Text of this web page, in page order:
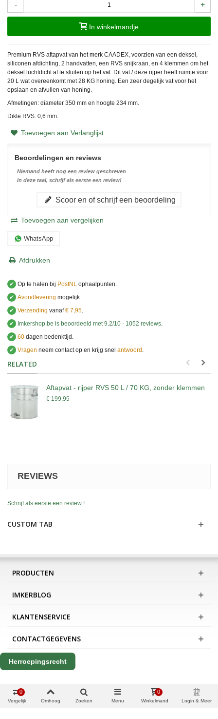
- +
In winkelmandje
Premium RVS aftapvat van het merk CAADEX, voorzien van een deksel,
siliconen afdichting, 2 handvatten, een RVS snijkraan, en 4 klemmen om het
deksel luchtdicht af te sluiten op het vat. Dit vat / deze rijper heeft ruimte voor
20 L wat overeenkomt met 28 KG honing. Een zeer degelijk vat voor het
opslaan en afvullen van honing.
Afmetingen: diameter 350 mm en hoogte 234 mm.
Dikte RVS: 0,6 mm.
Toevoegen aan Verlanglijst
Beoordelingen en reviews
Niemand heeft nog een review geschreven
in deze taal, schrijf als eerste een review!
Scoor en of schrijf een beoordeling
Toevoegen aan vergelijken
WhatsApp
Afdrukken
✔ Op te halen bij PostNL ophaalpunten.
✔ Avondlevering mogelijk.
✔ Verzending vanaf€ 7,95.
✔
Imkershop.be is beoordeeld met9.2/10 - 1052 reviews.
✔ 60 dagen bedenktijd.
✔ Vragen neem contact op en krijg snel antwoord .
RELATED
Aftapvat - rijper RVS 50 L / 70 KG, zonder klemmen
€ 199,95
REVIEWS
Schrijf als eerste een review !
CUSTOM TAB
PRODUCTEN
IMKERBLOG
KLANTENSERVICE
CONTACTGEGEVENS
Herroepingsrecht
Vergelijk
0
Omhoog Zoeken Menu Winkelmand
0
Login & Meer